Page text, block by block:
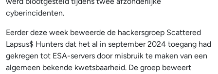
cyberincidenten.
Eerder deze week beweerde de hackersgroep Scattered
Lapsus$ Hunters dat het al in september 2024 toegang had
gekregen tot ESA-servers door misbruik te maken van een
algemeen bekende kwetsbaarheid. De groep beweert